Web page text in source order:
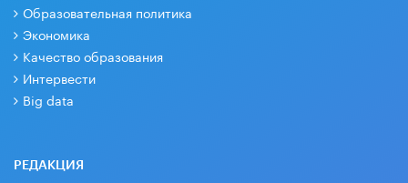
Образовательная политика
Экономика
Качество образования
Интервести
Big data
РЕДАКЦИЯ